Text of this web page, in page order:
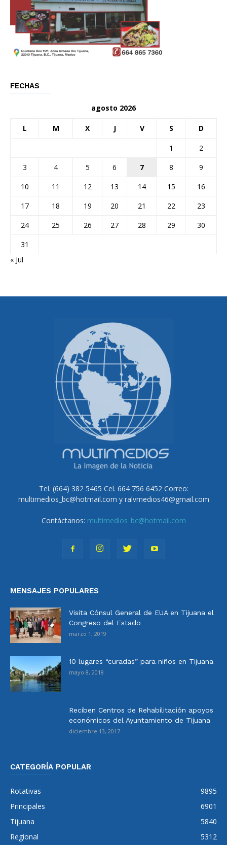
FECHAS
agosto 2026
L M X J V S D
1
2
3
4 5 6 7 8
9
10
11 12 13 14 15
16
17
18 19 20 21 22
23
24
25 26 27 28 29
30
31
« Jul
Tel. (664) 382 5465 Cel. 664 756 6452 Correo:
multimedios_bc@hotmail.com y ralvmedios46@gmail.com
Contáctanos: multimedios_bc@hotmail.com
MENSAJES POPULARES
Visita Cónsul General de EUA en Tijuana el
Congreso del Estado
marzo 1, 2019
10 lugares “curadas” para niños en Tijuana
mayo 8, 2018
Reciben Centros de Rehabilitación apoyos
económicos del Ayuntamiento de Tijuana
diciembre 13, 2017
CATEGORÍA POPULAR
Rotativas
9895
Principales
6901
Tijuana
5840
Regional
5312